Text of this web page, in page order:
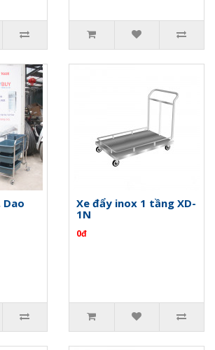
Xe đẩy inox 1 tầng XD-
1N
0đ